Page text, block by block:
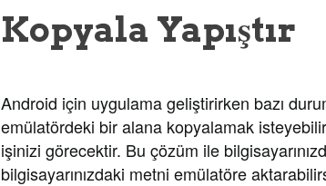
Kopyala Yapıştır
Android için uygulama geliştirirken bazı
emülatördeki bir alana kopyalamak
işinizi görecektir. Bu çözüm ile
bilgisayarınızdaki metni emülatöre